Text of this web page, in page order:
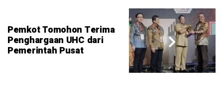
Pemkot Tomohon Terima
Penghargaan UHC dari
Pemerintah Pusat